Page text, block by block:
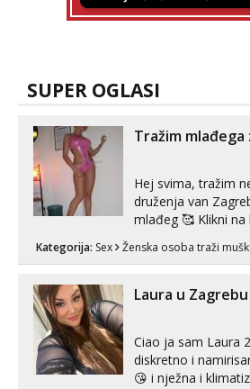
SUPER OGLASI
Tražim mlađega
Hej svima, tražim
druženja van
mlađeg 🥰 Klikni na link ispod i nadji me
Kategorija: Sex Ženska osoba traži
Laura u Zagrebu
Ciao ja sam Laura
diskretno i
😘 i nježna i